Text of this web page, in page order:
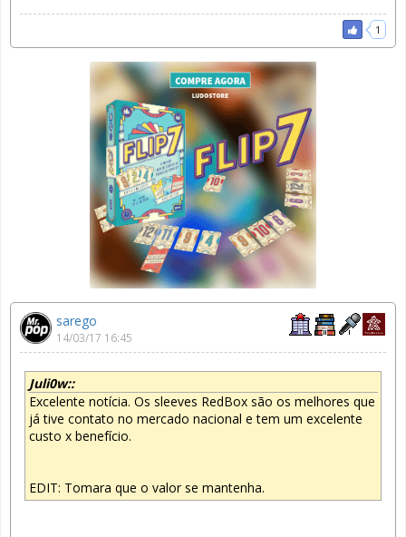
1
sarego
14/03/17 16:45
Juli0w::
Excelente notícia. Os sleeves RedBox são os melhores que
já tive contato no mercado nacional e tem um excelente
custo x benefício.
EDIT: Tomara que o valor se mantenha.